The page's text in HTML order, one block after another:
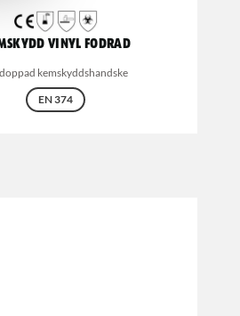
Vinyl fodrad
kemskyddshandske
EN 374